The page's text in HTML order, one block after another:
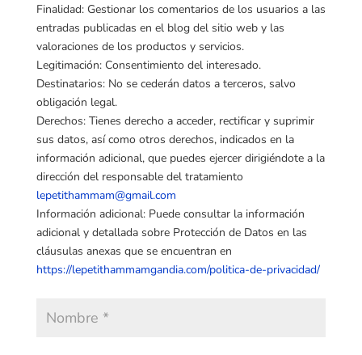
Finalidad: Gestionar los comentarios de los usuarios a las
entradas publicadas en el blog del sitio web y las
valoraciones de los productos y servicios.
Legitimación: Consentimiento del interesado.
Destinatarios: No se cederán datos a terceros, salvo
obligación legal.
Derechos: Tienes derecho a acceder, rectificar y suprimir
sus datos, así como otros derechos, indicados en la
información adicional, que puedes ejercer dirigiéndote a la
dirección del responsable del tratamiento
lepetithammam@gmail.com
Información adicional: Puede consultar la información
adicional y detallada sobre Protección de Datos en las
cláusulas anexas que se encuentran en
https://lepetithammamgandia.com/politica-de-privacidad/